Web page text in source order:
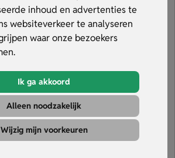
inhoud en advertenties te
websiteverkeer te analyseren
waar onze bezoekers
Ik ga akkoord
Alleen noodzakelijk
Wijzig mijn voorkeuren
vraag een offerte aan, profiteer van
prijzen en ontvang een gratis
Remo Poncho